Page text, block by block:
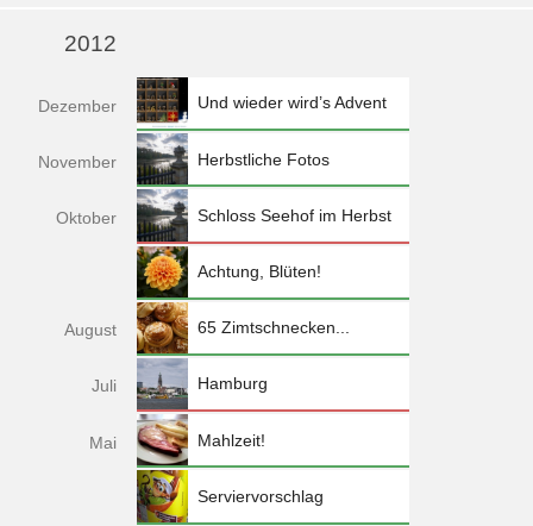
2012
Dezember Und wieder wird’s Advent
November Herbstliche Fotos
Oktober Schloss Seehof im Herbst
Achtung, Blüten!
August 65 Zimtschnecken...
Juli Hamburg
Mai Mahlzeit!
Serviervorschlag